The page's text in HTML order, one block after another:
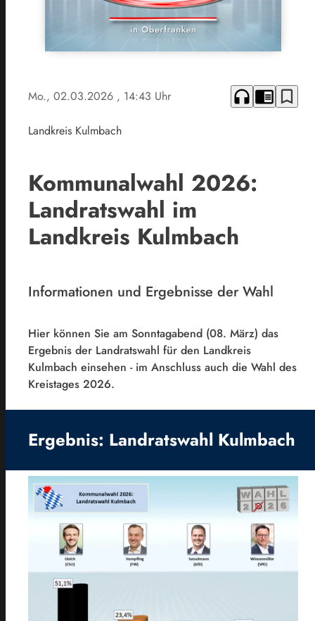
Mo., 02.03.2026 , 14:43 Uhr headphones chrome_reader_mode bookmark_border
Landkreis Kulmbach
Kommunalwahl 2026:
Landratswahl im
Landkreis Kulmbach
Informationen und Ergebnisse der Wahl
Hier können Sie am Sonntagabend (08. März) das
Ergebnis der Landratswahl für den Landkreis
Kulmbach einsehen - im Anschluss auch die Wahl des
Kreistages 2026.
Ergebnis: Landratswahl Kulmbach